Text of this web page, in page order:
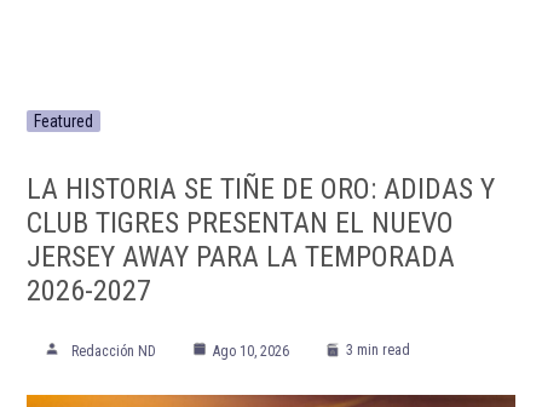
Featured
LA HISTORIA SE TIÑE DE ORO: ADIDAS Y
CLUB TIGRES PRESENTAN EL NUEVO
JERSEY AWAY PARA LA TEMPORADA
2026-2027
Redacción ND Ago 10, 2026 3 min read